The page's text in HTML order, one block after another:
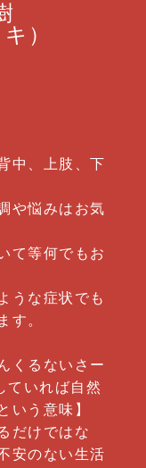
）
中、上肢、下
や悩みはお気
て等何でもお
うな症状でも
す。
くるないさー
ていれば自然
いう意味】
だけではな
安のない生活